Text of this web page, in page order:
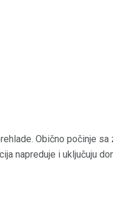
Obično počinje sa
napreduje i uključuju